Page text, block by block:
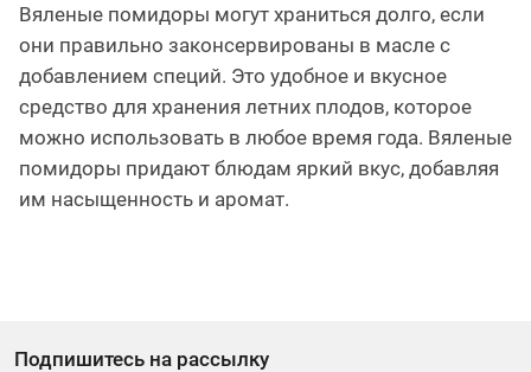
Вяленые помидоры могут храниться долго, если
они правильно законсервированы в масле с
добавлением специй. Это удобное и вкусное
средство для хранения летних плодов, которое
можно использовать в любое время года. Вяленые
помидоры придают блюдам яркий вкус, добавляя
им насыщенность и аромат.
Подпишитесь на рассылку